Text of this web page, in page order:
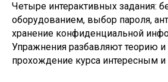
Четыре интерактивных задания:
оборудованием, выбор пароля,
хранение конфиденциальной
Упражнения разбавляют теорию
прохождение курса интересным